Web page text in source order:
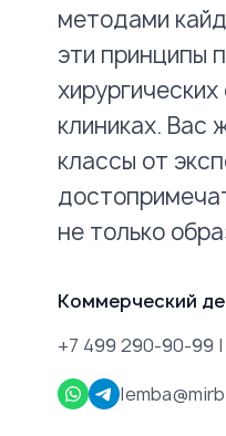
методами
эти принципы
клиниках. Вас
классы от
не только
Коммерческий
+7 499 290-90-99 |
|